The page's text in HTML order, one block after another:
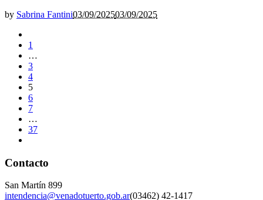
by Sabrina Fantini03/09/202503/09/2025
1
…
3
4
5
6
7
…
37
Contacto
San Martín 899
intendencia@venadotuerto.gob.ar(03462) 42-1417